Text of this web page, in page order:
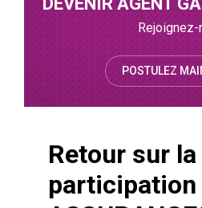
Rejoignez-
POSTULEZ
Retour sur la
participation